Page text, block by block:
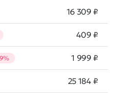
16 309 ₽
409 ₽
1 999 ₽
25 184 ₽